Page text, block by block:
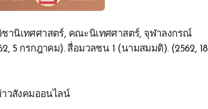
นิเทศศาสตร์, คณะนิเทศศาสตร์, จุฬาลงกรณ์
5 กรกฎาคม). สื่อมวลชน 1 (นามสมมติ). (2562, 18